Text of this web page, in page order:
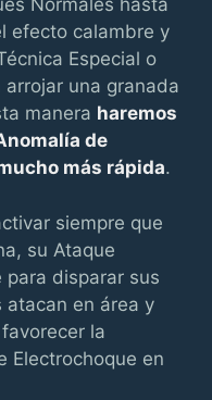
Normales hasta
efecto calambre y
Especial o
arrojar una granada
manera haremos
de
más rápida.
siempre que
su Ataque
para disparar sus
atacan en área y
la
Electrochoque en